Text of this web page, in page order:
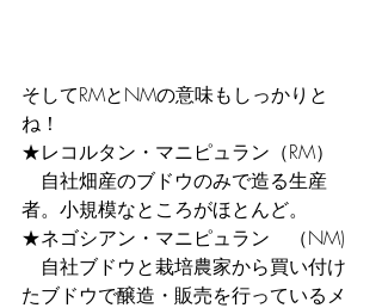
そしてRMとNMの意味もしっかりと
ね！
★レコルタン・マニピュラン（RM）
自社畑産のブドウのみで造る生産
者。小規模なところがほとんど。
★ネゴシアン・マニピュラン　（NM)
自社ブドウと栽培農家から買い付け
たブドウで醸造・販売を行っているメ